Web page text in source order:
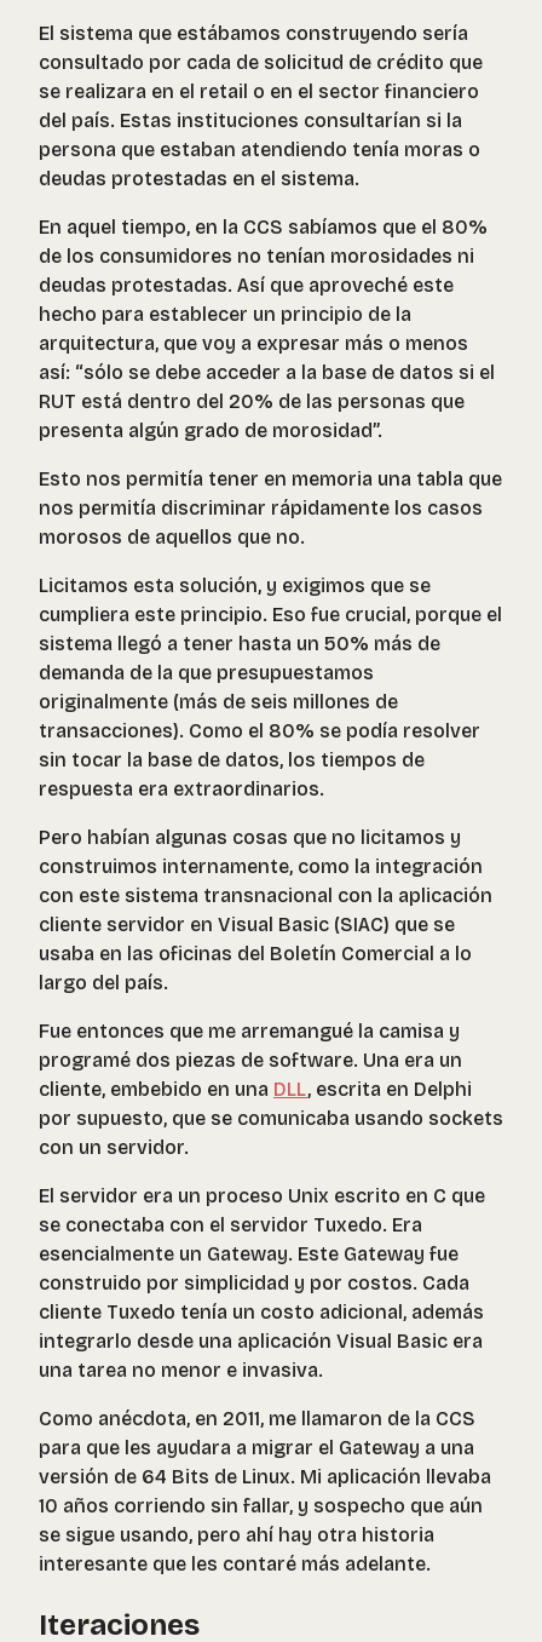
El sistema que estábamos construyendo sería
consultado por cada de solicitud de crédito que
se realizara en el retail o en el sector financiero
del país. Estas instituciones consultarían si la
persona que estaban atendiendo tenía moras o
deudas protestadas en el sistema.
En aquel tiempo, en la CCS sabíamos que el 80%
de los consumidores no tenían morosidades ni
deudas protestadas. Así que aproveché este
hecho para establecer un principio de la
arquitectura, que voy a expresar más o menos
así: “sólo se debe acceder a la base de datos si el
RUT está dentro del 20% de las personas que
presenta algún grado de morosidad”.
Esto nos permitía tener en memoria una tabla que
nos permitía discriminar rápidamente los casos
morosos de aquellos que no.
Licitamos esta solución, y exigimos que se
cumpliera este principio. Eso fue crucial, porque el
sistema llegó a tener hasta un 50% más de
demanda de la que presupuestamos
originalmente (más de seis millones de
transacciones). Como el 80% se podía resolver
sin tocar la base de datos, los tiempos de
respuesta era extraordinarios.
Pero habían algunas cosas que no licitamos y
construimos internamente, como la integración
con este sistema transnacional con la aplicación
cliente servidor en Visual Basic (SIAC) que se
usaba en las oficinas del Boletín Comercial a lo
largo del país.
Fue entonces que me arremangué la camisa y
programé dos piezas de software. Una era un
cliente, embebido en una DLL, escrita en Delphi
por supuesto, que se comunicaba usando sockets
con un servidor.
El servidor era un proceso Unix escrito en C que
se conectaba con el servidor Tuxedo. Era
esencialmente un Gateway. Este Gateway fue
construido por simplicidad y por costos. Cada
cliente Tuxedo tenía un costo adicional, además
integrarlo desde una aplicación Visual Basic era
una tarea no menor e invasiva.
Como anécdota, en 2011, me llamaron de la CCS
para que les ayudara a migrar el Gateway a una
versión de 64 Bits de Linux. Mi aplicación llevaba
10 años corriendo sin fallar, y sospecho que aún
se sigue usando, pero ahí hay otra historia
interesante que les contaré más adelante.
Iteraciones